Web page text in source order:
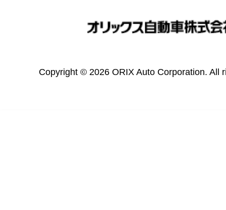
Copyright © 2026 ORIX Auto Corporation. All